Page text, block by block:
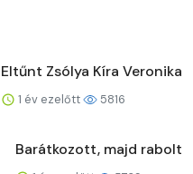
Eltűnt Zsólya Kíra Veronika
1 év ezelőtt 5816
Barátkozott, majd rabolt